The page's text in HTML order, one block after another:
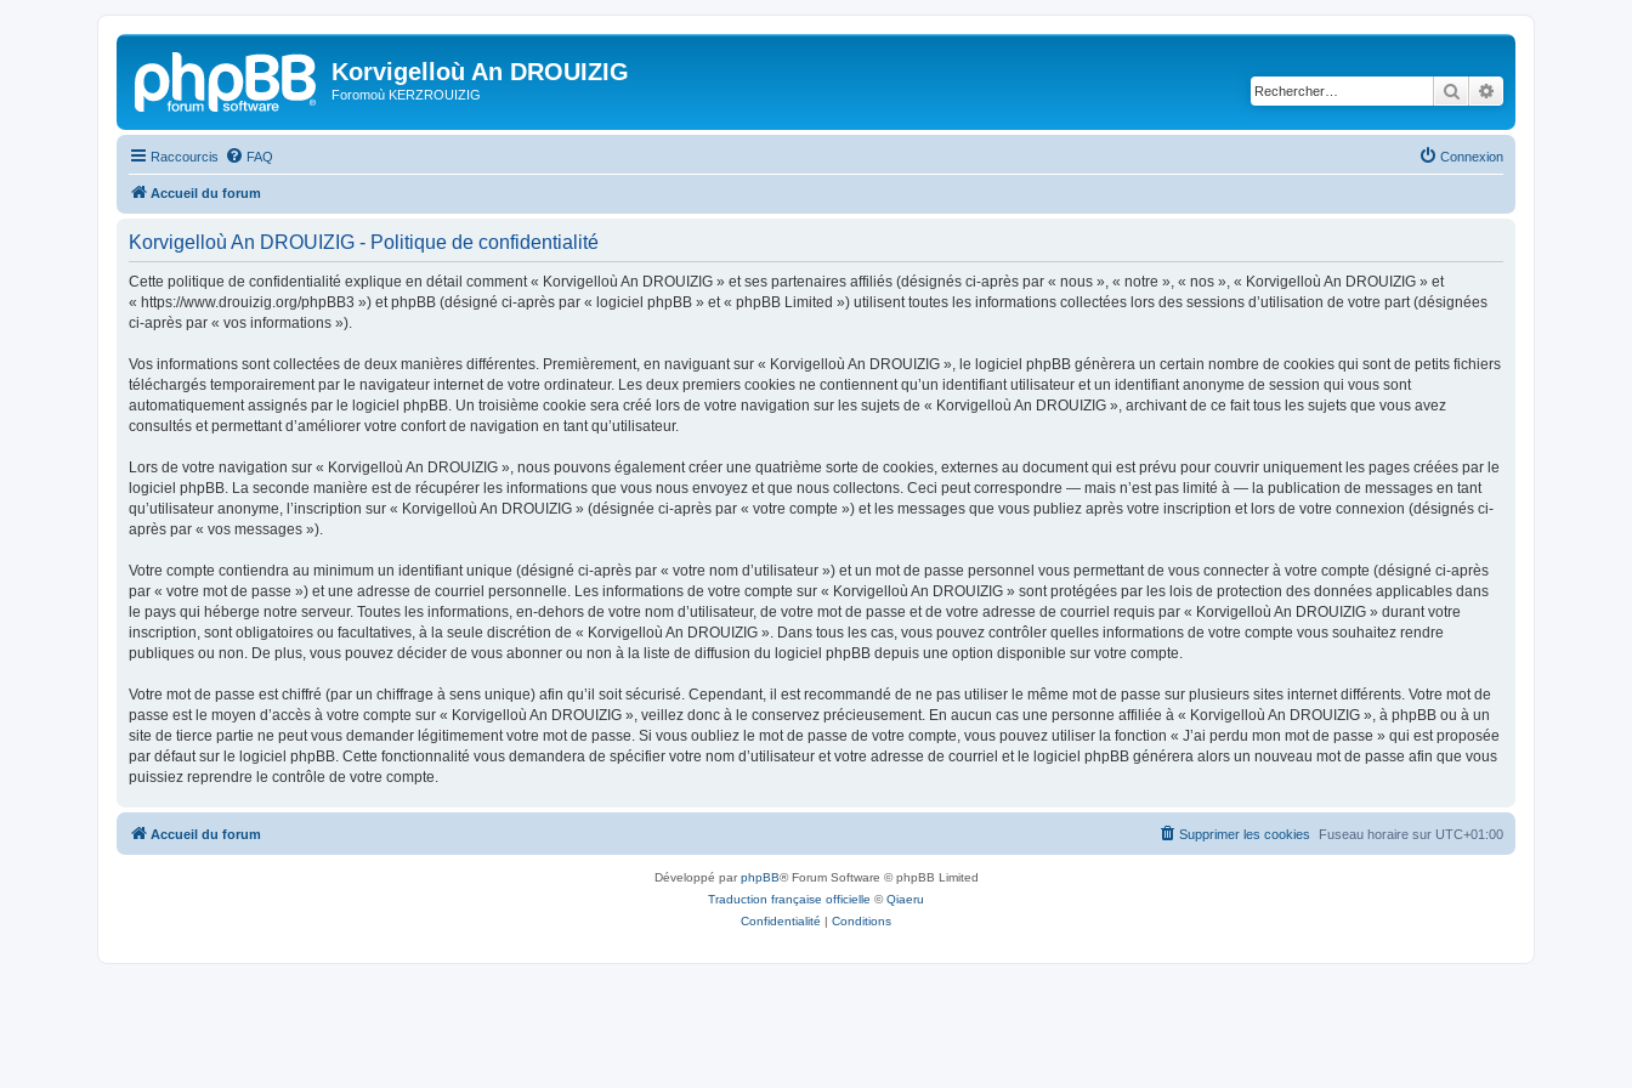
Korvigelloù An DROUIZIG
Foromoù KERZROUIZIG Rechercher
Raccourcis FAQ Connexion
Accueil du forum
Korvigelloù An DROUIZIG - Politique de confidentialité
Cette politique de confidentialité explique en détail comment « Korvigelloù An DROUIZIG » et ses partenaires affiliés (désignés ci-après par « nous », « notre », « nos », « Korvigelloù An DROUIZIG » et
« https://www.drouizig.org/phpBB3 ») et phpBB (désigné ci-après par « logiciel phpBB » et « phpBB Limited ») utilisent toutes les informations collectées lors des sessions d’utilisation de votre part (désignées
ci-après par « vos informations »).
Vos informations sont collectées de deux manières différentes. Premièrement, en naviguant sur « Korvigelloù An DROUIZIG », le logiciel phpBB génèrera un certain nombre de cookies qui sont de petits fichiers
téléchargés temporairement par le navigateur internet de votre ordinateur. Les deux premiers cookies ne contiennent qu’un identifiant utilisateur et un identifiant anonyme de session qui vous sont
automatiquement assignés par le logiciel phpBB. Un troisième cookie sera créé lors de votre navigation sur les sujets de « Korvigelloù An DROUIZIG », archivant de ce fait tous les sujets que vous avez
consultés et permettant d’améliorer votre confort de navigation en tant qu’utilisateur.
Lors de votre navigation sur « Korvigelloù An DROUIZIG », nous pouvons également créer une quatrième sorte de cookies, externes au document qui est prévu pour couvrir uniquement les pages créées par le
logiciel phpBB. La seconde manière est de récupérer les informations que vous nous envoyez et que nous collectons. Ceci peut correspondre — mais n’est pas limité à — la publication de messages en tant
qu’utilisateur anonyme, l’inscription sur « Korvigelloù An DROUIZIG » (désignée ci-après par « votre compte ») et les messages que vous publiez après votre inscription et lors de votre connexion (désignés ci-
après par « vos messages »).
Votre compte contiendra au minimum un identifiant unique (désigné ci-après par « votre nom d’utilisateur ») et un mot de passe personnel vous permettant de vous connecter à votre compte (désigné ci-après
par « votre mot de passe ») et une adresse de courriel personnelle. Les informations de votre compte sur « Korvigelloù An DROUIZIG » sont protégées par les lois de protection des données applicables dans
le pays qui héberge notre serveur. Toutes les informations, en-dehors de votre nom d’utilisateur, de votre mot de passe et de votre adresse de courriel requis par « Korvigelloù An DROUIZIG » durant votre
inscription, sont obligatoires ou facultatives, à la seule discrétion de « Korvigelloù An DROUIZIG ». Dans tous les cas, vous pouvez contrôler quelles informations de votre compte vous souhaitez rendre
publiques ou non. De plus, vous pouvez décider de vous abonner ou non à la liste de diffusion du logiciel phpBB depuis une option disponible sur votre compte.
Votre mot de passe est chiffré (par un chiffrage à sens unique) afin qu’il soit sécurisé. Cependant, il est recommandé de ne pas utiliser le même mot de passe sur plusieurs sites internet différents. Votre mot de
passe est le moyen d’accès à votre compte sur « Korvigelloù An DROUIZIG », veillez donc à le conservez précieusement. En aucun cas une personne affiliée à « Korvigelloù An DROUIZIG », à phpBB ou à un
site de tierce partie ne peut vous demander légitimement votre mot de passe. Si vous oubliez le mot de passe de votre compte, vous pouvez utiliser la fonction « J’ai perdu mon mot de passe » qui est proposée
par défaut sur le logiciel phpBB. Cette fonctionnalité vous demandera de spécifier votre nom d’utilisateur et votre adresse de courriel et le logiciel phpBB générera alors un nouveau mot de passe afin que vous
puissiez reprendre le contrôle de votre compte.
Accueil du forum Fuseau horaire sur UTC+01:00
Supprimer les cookies
Développé parphpBB® Forum Software © phpBB Limited
Traduction française officielle ©Qiaeru
Confidentialité | Conditions